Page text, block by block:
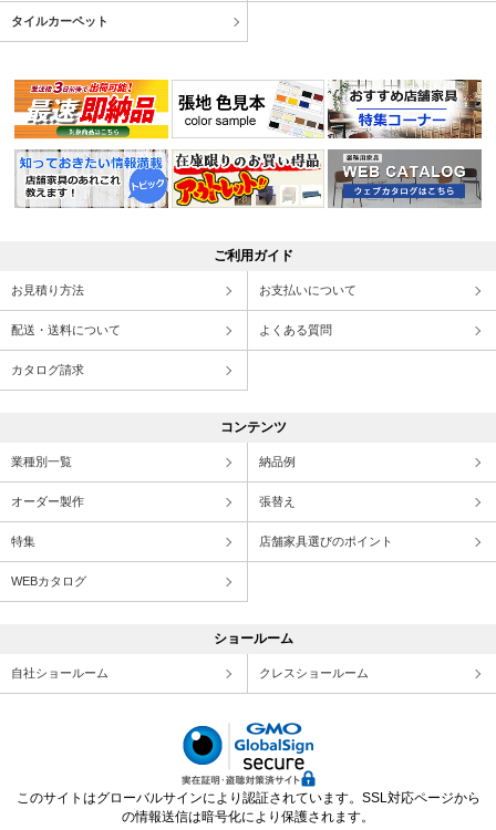
タイルカーペット
ご利用ガイド
お見積り方法 お支払いについて
配送・送料について よくある質問
カタログ請求
コンテンツ
業種別一覧 納品例
オーダー製作 張替え
特集 店舗家具選びのポイント
WEBカタログ
ショールーム
自社ショールーム クレスショールーム
このサイトはグローバルサインにより認証されています。SSL対応ページから
の情報送信は暗号化により保護されます。